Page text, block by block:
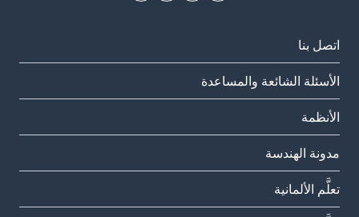
اتصل بنا
الأسئلة الشائعة والمساعدة
الأنظمة
مدونة الهندسة
تعلَّم الألمانية